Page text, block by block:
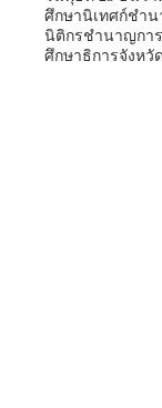
ศึกษานิเทศก์ชำ
นิติกรชำนาญกา
ศึกษาธิการจังหวั